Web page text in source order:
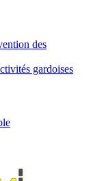
des
gardoises